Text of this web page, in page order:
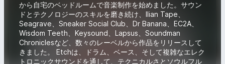
から自宅のベッドルームで音楽制作を始めました。サウン
ドとテクノロジーのスキルを磨き続け、Ilian Tape、
Seagrave、Sneaker Social Club、Dr Banana、EC2A、
Wisdom Teeth、Keysound、Lapsus、Soundman
Chroniclesなど、数々のレーベルから作品をリリースして
きました。 Etchは、ドラム、ベース、そして複雑なエレク
トロニックサウンドを通して、テクニカルさとソウルフル